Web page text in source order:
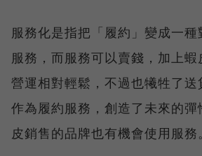
服務化是指把「履約」變成一
服務，而服務可以賣錢，加上蝦
營運相對輕鬆，不過也犧牲了送
作為履約服務，創造了未來的彈
皮銷售的品牌也有機會使用服務。